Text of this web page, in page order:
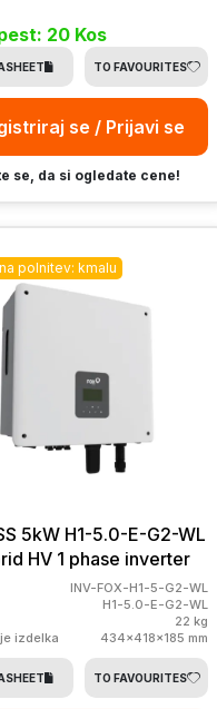
20 Kos
TO FAVOURITES
se / Prijavi se
se, da si ogledate cene!
polnitev: kmalu
5kW H1-5.0-E-G2-WL
HV 1 phase inverter
INV-FOX-H1-5-G2-WL
H1-5.0-E-G2-WL
22 kg
izdelka
434x418x185 mm
TO FAVOURITES